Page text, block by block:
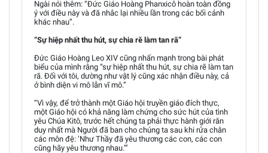
Ngài nói thêm: “Đức Giáo Hoàng Phanxicô hoàn toàn đồng
ý với điều này và đã nhắc lại nhiều lần trong các bối cảnh
khác nhau”.
“Sự hiệp nhất thu hút, sự chia rẽ làm tan rã”
Đức Giáo Hoàng Leo XIV cũng nhấn mạnh trong bài phát
biểu của mình rằng “sự hiệp nhất thu hút, sự chia rẽ làm tan
rã. Đối với tôi, dường như vật lý cũng xác nhận điều này, cả
ở bình diện vi mô lẫn vĩ mô.”
“Vì vậy, để trở thành một Giáo hội truyền giáo đích thực,
một Giáo hội có khả năng làm chứng cho sức hút của tình
yêu Chúa Kitô, trước hết chúng ta phải thực hành giới răn
duy nhất mà Người đã ban cho chúng ta sau khi rửa chân
các môn đệ: ‘Như Thầy đã yêu thương các con, các con
cũng hãy yêu thương nhau.’”